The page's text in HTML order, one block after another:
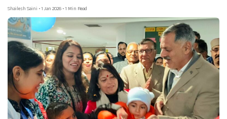
Shailesh Saini • 1 Jan 2026 • 1 Min Read